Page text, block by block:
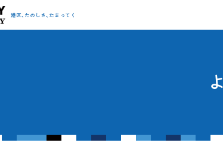
みなトクPAY
港区、たのしさ、たまってく